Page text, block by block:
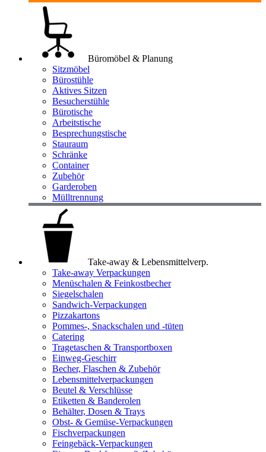
Büromöbel & Planung
Sitzmöbel
Bürostühle
Aktives Sitzen
Besucherstühle
Bürotische
Arbeitstische
Besprechungstische
Stauraum
Schränke
Container
Zubehör
Garderoben
Mülltrennung
Take-away & Lebensmittelverp.
Take-away Verpackungen
Menüschalen & Feinkostbecher
Siegelschalen
Sandwich-Verpackungen
Pizzakartons
Pommes-, Snackschalen und -tüten
Catering
Tragetaschen & Transportboxen
Einweg-Geschirr
Becher, Flaschen & Zubehör
Lebensmittelverpackungen
Beutel & Verschlüsse
Etiketten & Banderolen
Behälter, Dosen & Trays
Obst- & Gemüse-Verpackungen
Fischverpackungen
Feingebäck-Verpackungen